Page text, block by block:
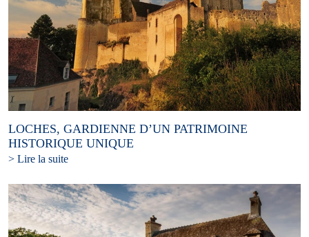
LOCHES, GARDIENNE D’UN PATRIMOINE
HISTORIQUE UNIQUE
> Lire la suite